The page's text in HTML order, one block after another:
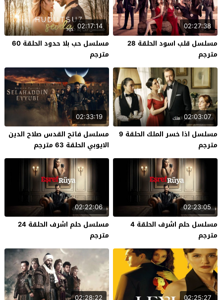
02:27:38
مسلسل قلب اسود الحلقة 28
مترجم
02:17:14
مسلسل حب بلا حدود الحلقة 60
مترجم
02:03:07
مسلسل اذا خسر الملك الحلقة 9
مترجم
02:33:19
مسلسل فاتح القدس صلاح الدين
الايوبي الحلقة 63 مترجم
02:23:05
مسلسل حلم اشرف الحلقة 4
مترجم
02:22:06
مسلسل حلم اشرف الحلقة 24
مترجم